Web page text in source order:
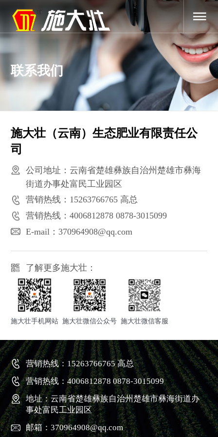
联系我们
施大壮（云南）生态肥业有限责任公
司
公司地址：云南省楚雄彝族自治州楚雄市彝海
街道办事处富民工业园区
营销热线：15263766765 高总
营销热线：4006812878 0878-3015099
E-mail：370964908@qq.com
了解更多施大壮：
施大壮手机网站 施大壮微信公众号 施大壮微信客服
营销热线：15263766765 高总
营销热线：4006812878 0878-3015099
地址：云南省楚雄彝族自治州楚雄市彝海街道办
事处富民工业园区
邮箱：370964908@qq.com